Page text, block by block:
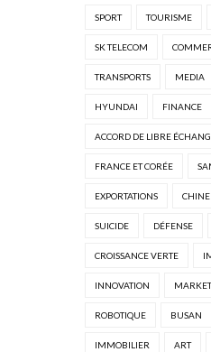
SPORT TOURISME
SK TELECOM
TRANSPORTS MEDIA
HYUNDAI FINANCE
ACCORD DE LIBRE
FRANCE ET CORÉE
EXPORTATIONS CHINE
SUICIDE DÉFENSE
CROISSANCE VERTE
INNOVATION
ROBOTIQUE BUSAN
IMMOBILIER ART